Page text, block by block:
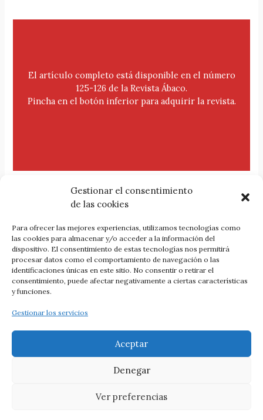
Gestionar el consentimiento
de las cookies
Para ofrecer las mejores experiencias, utilizamos tecnologías como
las cookies para almacenar y/o acceder a la información del
dispositivo. El consentimiento de estas tecnologías nos permitirá
procesar datos como el comportamiento de navegación o las
identificaciones únicas en este sitio. No consentir o retirar el
consentimiento, puede afectar negativamente a ciertas características
y funciones.
Gestionar los servicios
Aceptar
Denegar
Ver preferencias
El artículo completo está disponible en el número
125-126 de la Revista Ábaco.
Pincha en el botón inferior para adquirir la revista.
Comprar la revista Ábaco 125-126
Tema Astra para WordPress||Cookies